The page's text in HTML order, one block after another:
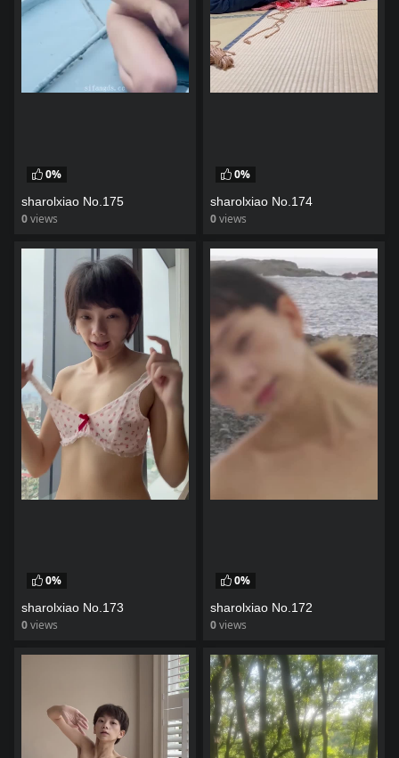
0%
sharolxiao No.175
0views
0%
sharolxiao No.174
0views
0%
sharolxiao No.173
0views
0%
sharolxiao No.172
0views